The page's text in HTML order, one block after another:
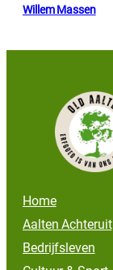
Willem Massen
Home
Aalten Achteruit
Bedrijfsleven